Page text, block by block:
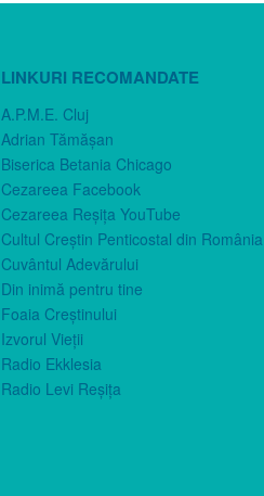
LINKURI RECOMANDATE
A.P.M.E. Cluj
Adrian Tămăşan
Biserica Betania Chicago
Cezareea Facebook
Cezareea Reşiţa YouTube
Cultul Creştin Penticostal din România
Cuvântul Adevărului
Din inimă pentru tine
Foaia Creştinului
Izvorul Vieţii
Radio Ekklesia
Radio Levi Reşiţa